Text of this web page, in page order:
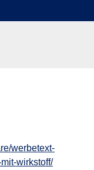
werbetext-
wirkstoff/